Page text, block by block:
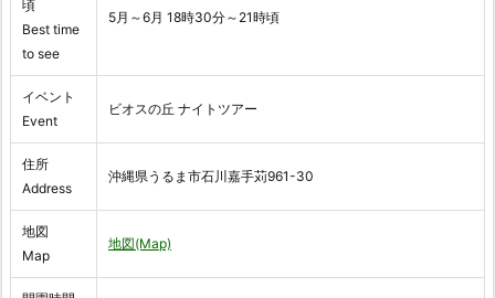
頃
Best time
to see
5月～6月 18時30分～21時頃
イベント
Event
ビオスの丘 ナイトツアー
住所
Address
沖縄県うるま市石川嘉手苅961-30
地図
Map
地図(Map)